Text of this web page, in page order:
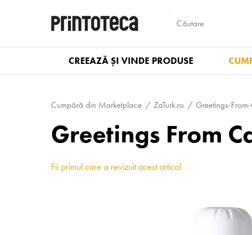
CREEAZĂ ȘI VINDE PRODUSE
Cumpără din Marketplace ZaTurk.ro Greetings-
Greetings From
Fii primul care a revizuit acest articol